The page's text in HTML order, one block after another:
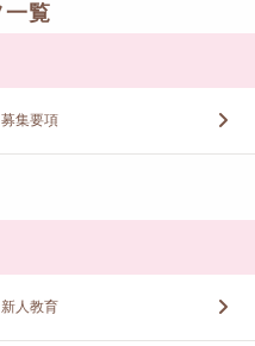
一覧
募集要項
新人教育